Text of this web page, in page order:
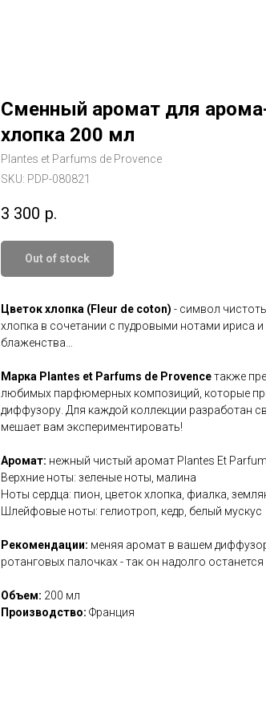
Сменный аромат для
хлопка 200 мл
Plantes et Parfums de Provence
SKU: PDP-080821
3 300 р.
Out of stock
Цветок хлопка (Fleur de coton) - символ
хлопка в сочетании с пудровыми нотами ириса
блаженства…
Марка Plantes et Parfums de Provenceтакже
любимых парфюмерных композиций, которые
диффузору. Для каждой коллекции разработан
мешает вам экспериментировать!
Аромат: нежный чистый аромат Plantes Et
Верхние ноты: зеленые ноты, малина
Ноты сердца: пион, цветок хлопка, фиалка,
Шлейфовые ноты: гелиотроп, кедр, белый мускус
Рекомендации: меняя аромат в вашем
ротанговых палочках - так он надолго
Объем: 200 мл
Производство: Франция